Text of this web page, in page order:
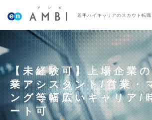
若手ハイキャリアのスカウト転職
【未経験可】上場企業
業アシスタント/営業・
ング等幅広いキャリア/
ート可